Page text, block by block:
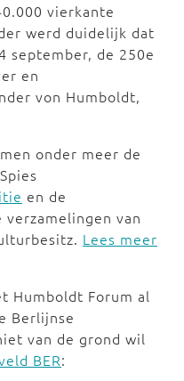
vierkante
werd duidelijk dat
september, de 250e
en
von Humboldt,
onder meer de
en de
van
Lees meer
Humboldt Forum al
Berlijnse
van de grond wil
BER: